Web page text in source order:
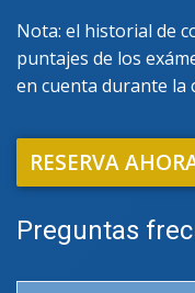
Nota: el historial de
puntajes de los
en cuenta durante la
RESERVA
Preguntas